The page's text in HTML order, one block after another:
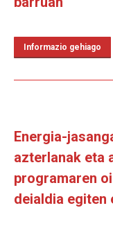
Informazio gehiago
Energia-
azterlanak eta
programaren
deialdia egiten